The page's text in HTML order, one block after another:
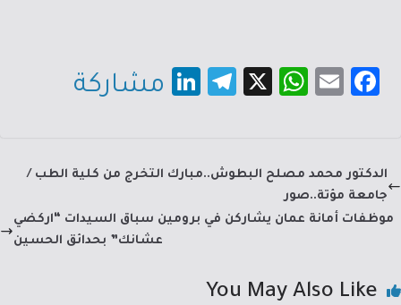
Fa
b
o
ok
E
W
sA
p
X
Te
a
Li
dI
مشاركة
الدكتور محمد مصلح البطوش..مبارك التخرج من كلية الطب /
جامعة مؤتة..صور
موظفات أمانة عمان يشاركن في برومين سباق السيدات “اركضي
عشانك” بحدائق الحسين
You May Also Like